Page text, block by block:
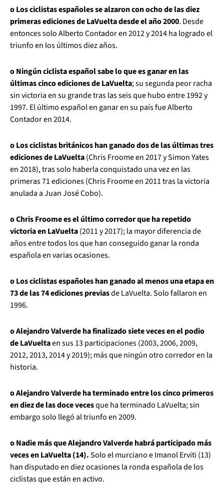
o Los ciclistas españoles se alzaron con ocho de las diez
primeras ediciones de LaVuelta desde el año 2000. Desde
entonces solo Alberto Contador en 2012 y 2014 ha logrado el
triunfo en los últimos diez años.
o Ningún ciclista español sabe lo que es ganar en las
últimas cinco ediciones de LaVuelta; su segunda peor racha
sin victoria en su grande tras las seis que hubo entre 1992 y
1997. El último español en ganar en su país fue Alberto
Contador en 2014.
o Los ciclistas británicos han ganado dos de las últimas tres
ediciones de LaVuelta(Chris Froome en 2017 y Simon Yates
en 2018), tras solo haberla conquistado una vez en las
primeras 71 ediciones (Chris Froome en 2011 tras la victoria
anulada a Juan José Cobo).
o Chris Froome es el último corredor que ha repetido
victoria en LaVuelta(2011 y 2017); la mayor diferencia de
años entre todos los que han conseguido ganar la ronda
española en varias ocasiones.
o Los ciclistas españoles han ganado al menos una etapa en
73 de las 74 ediciones previasde LaVuelta. Solo fallaron en
1996.
o Alejandro Valverde ha finalizado siete veces en el podio
de LaVueltaen sus 13 participaciones (2003, 2006, 2009,
2012, 2013, 2014 y 2019); más que ningún otro corredor en la
historia.
o Alejandro Valverde ha terminado entre los cinco primeros
en diez de las doce vecesque ha terminado LaVuelta; sin
embargo solo llegó al triunfo en 2009.
o Nadie más que Alejandro Valverde habrá participado más
veces en LaVuelta (14).Solo el murciano e Imanol Erviti (13)
han disputado en diez ocasiones la ronda española de los
ciclistas que están en activo.